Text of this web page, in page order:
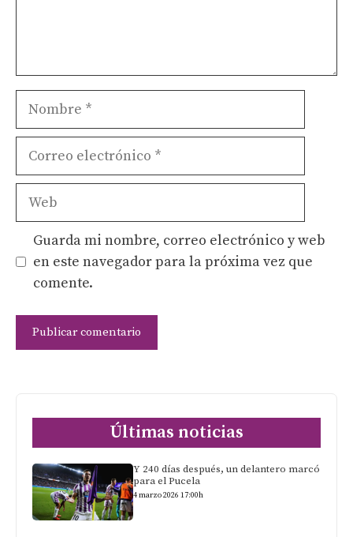
Nombre
Correo
Web
Guarda mi nombre, correo electrónico y web
en este navegador para la próxima vez que
comente.
Últimas noticias
Y 240 días después, un delantero marcó
para el Pucela
4 marzo 2026 17:00h